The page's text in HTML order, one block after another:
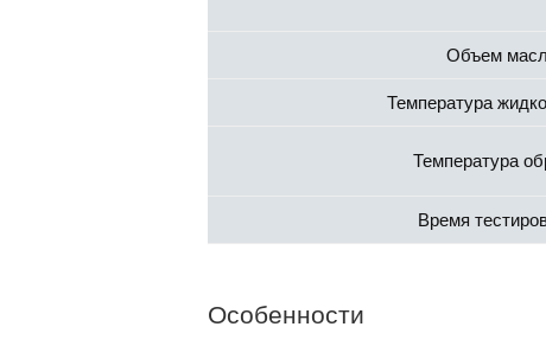
Объем
Температура
Температура
Время
Особенности